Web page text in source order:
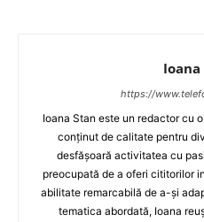
Ioana
https://
Ioana Stan este un redactor cu
conținut de calitate pentru
desfășoară activitatea cu
preocupată de a oferi cititorilor
abilitate remarcabilă de a-și
tematica abordată, Ioana